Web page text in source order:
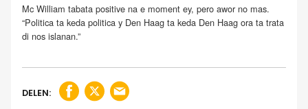
Mc William tabata positive na e moment ey, pero awor no mas.
“Politica ta keda politica y Den Haag ta keda Den Haag ora ta trata
di nos islanan.”
DELEN: